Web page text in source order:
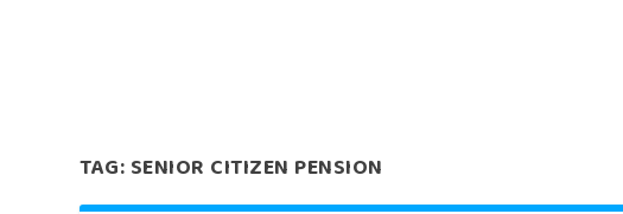
TAG:SENIOR CITIZEN PENSION